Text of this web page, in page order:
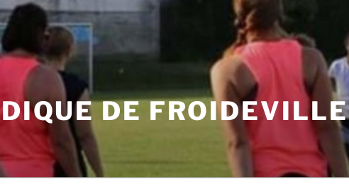
DE FROIDEVILLE